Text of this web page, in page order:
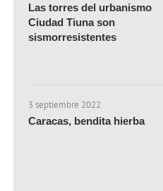
Las torres del urbanismo
Ciudad Tiuna son
sismorresistentes
3 septiembre 2022
Caracas, bendita hierba